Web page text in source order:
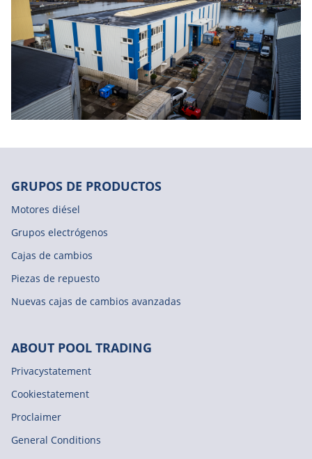
GRUPOS DE PRODUCTOS
Motores diésel
Grupos electrógenos
Cajas de cambios
Piezas de repuesto
Nuevas cajas de cambios avanzadas
ABOUT POOL TRADING
Privacystatement
Cookiestatement
Proclaimer
General Conditions